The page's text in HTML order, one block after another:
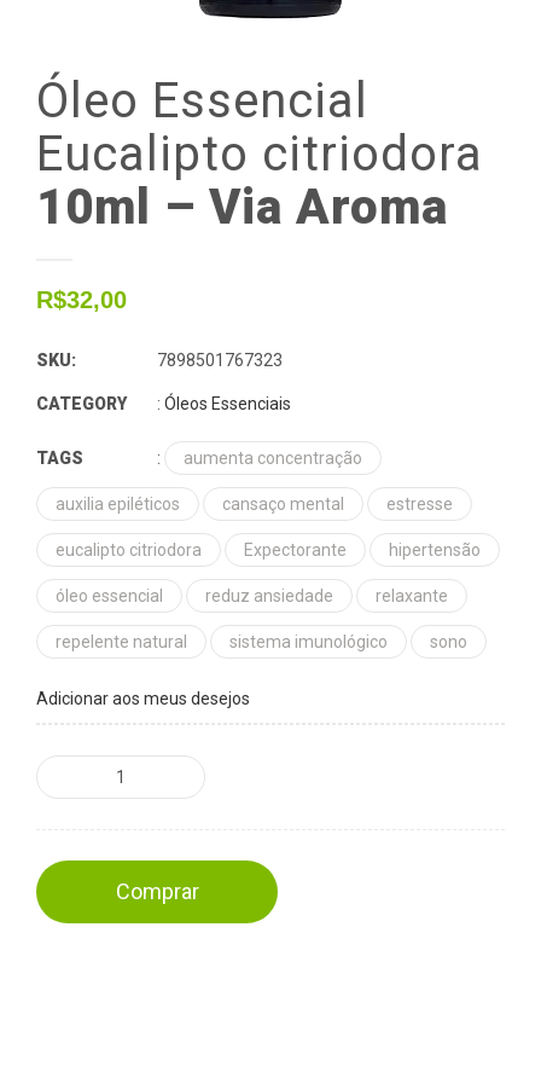
Óleo Essencial
Eucalipto citriodora
10ml – Via Aroma
R$32,00
SKU: 7898501767323
CATEGORY : Óleos Essenciais
TAGS : aumenta concentração
auxilia epiléticos cansaço mental estresse
eucalipto citriodora Expectorante hipertensão
óleo essencial reduz ansiedade relaxante
repelente natural sistema imunológico sono
Adicionar aos meus desejos
Comprar